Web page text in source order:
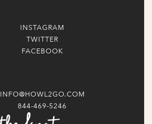
INSTAGRAM
TWITTER
FACEBOOK
INFO@HOWL2GO.COM
844-469-5246